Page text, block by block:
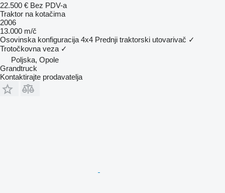
22.500 € Bez PDV-a
Traktor na kotačima
2006
13.000 m/č
Osovinska konfiguracija 4x4 Prednji traktorski utovarivač ✓
Trotočkovna veza ✓
Poljska, Opole
Grandtruck
Kontaktirajte prodavatelja